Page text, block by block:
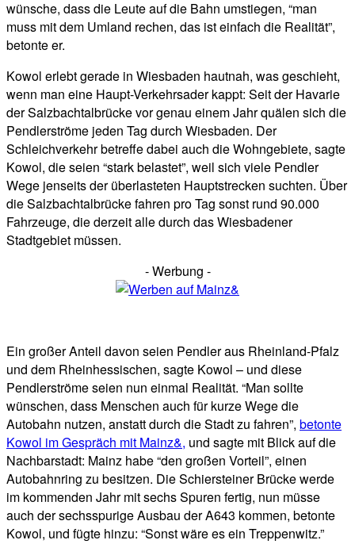
wünsche, dass die Leute auf die Bahn umstiegen, “man
muss mit dem Umland rechen, das ist einfach die Realität”,
betonte er.
Kowol erlebt gerade in Wiesbaden hautnah, was geschieht,
wenn man eine Haupt-Verkehrsader kappt: Seit der Havarie
der Salzbachtalbrücke vor genau einem Jahr quälen sich die
Pendlerströme jeden Tag durch Wiesbaden. Der
Schleichverkehr betreffe dabei auch die Wohngebiete, sagte
Kowol, die seien “stark belastet”, weil sich viele Pendler
Wege jenseits der überlasteten Hauptstrecken suchten. Über
die Salzbachtalbrücke fahren pro Tag sonst rund 90.000
Fahrzeuge, die derzeit alle durch das Wiesbadener
Stadtgebiet müssen.
- Werbung -
Ein großer Anteil davon seien Pendler aus Rheinland-Pfalz
und dem Rheinhessischen, sagte Kowol – und diese
Pendlerströme seien nun einmal Realität. “Man sollte
wünschen, dass Menschen auch für kurze Wege die
Autobahn nutzen, anstatt durch die Stadt zu fahren”, betonte
Kowol im Gespräch mit Mainz&, und sagte mit Blick auf die
Nachbarstadt: Mainz habe “den großen Vorteil”, einen
Autobahnring zu besitzen. Die Schiersteiner Brücke werde
im kommenden Jahr mit sechs Spuren fertig, nun müsse
auch der sechsspurige Ausbau der A643 kommen, betonte
Kowol, und fügte hinzu: “Sonst wäre es ein Treppenwitz.”